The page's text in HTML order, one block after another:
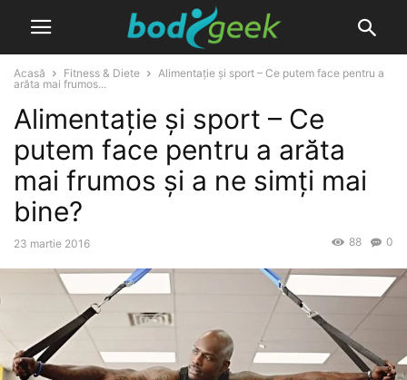
Acasă Fitness & Diete
Alimentație și sport – Ce putem face pentru a
arăta mai frumos...
Alimentație și sport – Ce
putem face pentru a arăta
mai frumos și a ne simți mai
bine?
23 martie 2016 0
88